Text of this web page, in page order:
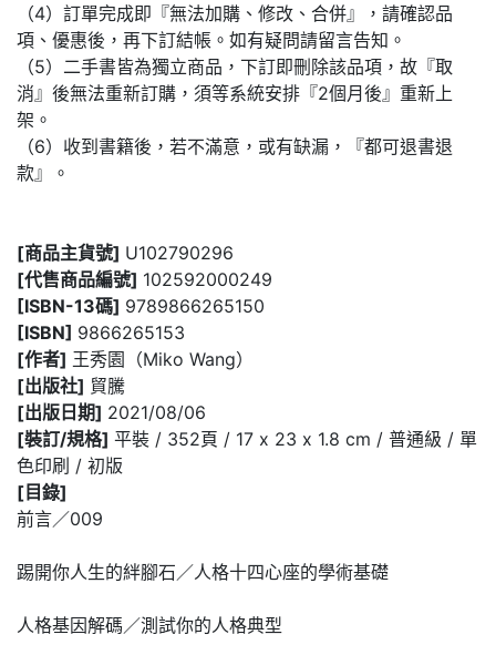
（4）訂單完成即『無法加購、修改、合併』，請確認品
項、優惠後，再下訂結帳。如有疑問請留言告知。
（5）二手書皆為獨立商品，下訂即刪除該品項，故『取
消』後無法重新訂購，須等系統安排『2個月後』重新上
架。
（6）收到書籍後，若不滿意，或有缺漏，『都可退書退
款』。
[商品主貨號] U102790296
[代售商品編號] 102592000249
[ISBN-13碼] 9789866265150
[ISBN] 9866265153
[作者] 王秀園（Miko Wang）
[出版社] 貿騰
[出版日期] 2021/08/06
[裝訂/規格] 平裝 / 352頁 / 17 x 23 x 1.8 cm / 普通級 / 單
色印刷 / 初版
[目錄]
前言／009
踢開你人生的絆腳石／人格十四心座的學術基礎
人格基因解碼／測試你的人格典型